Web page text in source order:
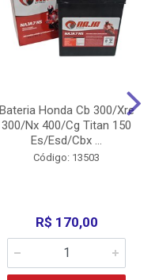
Bateria Honda Cb 300/Xre
300/Nx 400/Cg Titan 150
Es/Esd/Cbx ...
Código: 13503
R$ 170,00